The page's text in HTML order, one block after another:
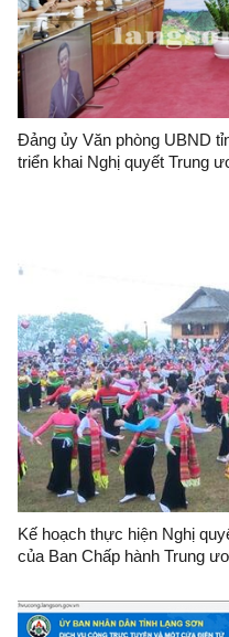
Đảng ủy Văn phòng UBND
triển khai Nghị quyết Trung
Kế hoạch thực hiện Nghị
của Ban Chấp hành Trung
dựng đất nước ta ngày càng